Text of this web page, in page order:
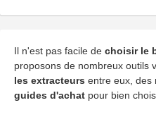
Il n'est pas facile de choisir le
proposons de nombreux outils
les extracteurs entre eux, des
guides d'achat pour bien